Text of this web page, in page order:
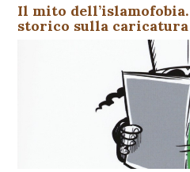
Il mito
storico sulla